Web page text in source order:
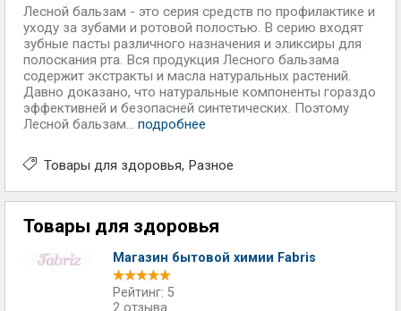
Лесной бальзам - это серия средств по профилактике и
уходу за зубами и ротовой полостью. В серию входят
зубные пасты различного назначения и эликсиры для
полоскания рта. Вся продукция Лесного бальзама
содержит экстракты и масла натуральных растений.
Давно доказано, что натуральные компоненты гораздо
эффективней и безопасней синтетических. Поэтому
Лесной бальзам... подробнее
Товары для здоровья Разное
Товары для здоровья
Магазин бытовой химии Fabris
Рейтинг: 5
2 отзыва